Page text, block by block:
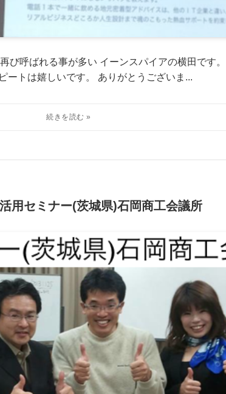
び呼ばれる事が多い イーンスパイアの横田です。
ートは嬉しいです。 ありがとうございま...
用セミナー(茨城県)石岡商工会議所